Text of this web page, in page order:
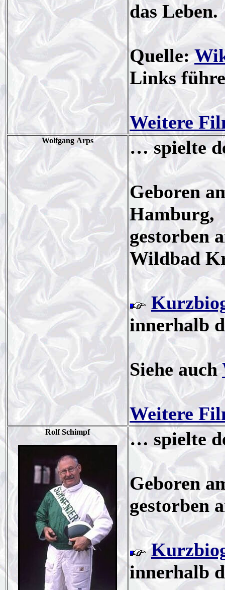
das Leben.
Quelle:
Links
Weitere
Wolfgang Arps … spielte
Geboren
Hamburg,
gestorben
Wildbad
innerhalb
Siehe auch
Weitere
Rolf Schimpf … spielte
Geboren
gestorben
innerhalb